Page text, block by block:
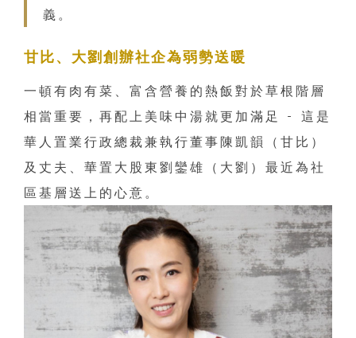
義。
甘比、大劉創辦社企為弱勢送暖
一頓有肉有菜、富含營養的熱飯對於草根階層
相當重要，再配上美味中湯就更加滿足 - 這是
華人置業行政總裁兼執行董事陳凱韻（甘比）
及丈夫、華置大股東劉鑾雄（大劉）最近為社
區基層送上的心意。